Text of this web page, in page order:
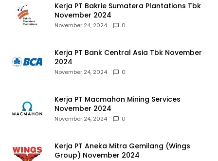
Kerja PT Bakrie Sumatera Plantations Tbk
November 2024
November 24, 2024 0
Kerja PT Bank Central Asia Tbk November
2024
November 24, 2024 0
Kerja PT Macmahon Mining Services
November 2024
November 24, 2024 0
Kerja PT Aneka Mitra Gemilang (Wings
Group) November 2024